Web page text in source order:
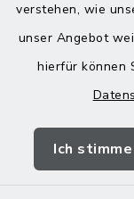
verstehen, wie
unser Angebot
hierfür können
Ich stimme
Donnerstag
13:00-18:00
Landratsamt